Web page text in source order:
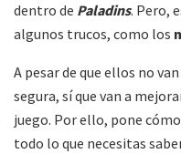
dentro de Paladins. Pero,
algunos trucos, como los
A pesar de que ellos no
segura, sí que van a
juego. Por ello, pone
todo lo que necesitas